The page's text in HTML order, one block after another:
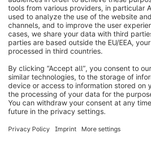
info@shopware.com
Informazioni su Shopware
Prodotti
Soluzioni